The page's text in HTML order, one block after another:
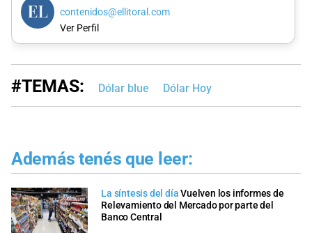
contenidos@ellitoral.com
Ver Perfil
#TEMAS: Dólar blue Dólar Hoy
Además tenés que leer:
La síntesis del díaVuelven los informes de
Relevamiento del Mercado por parte del
Banco Central